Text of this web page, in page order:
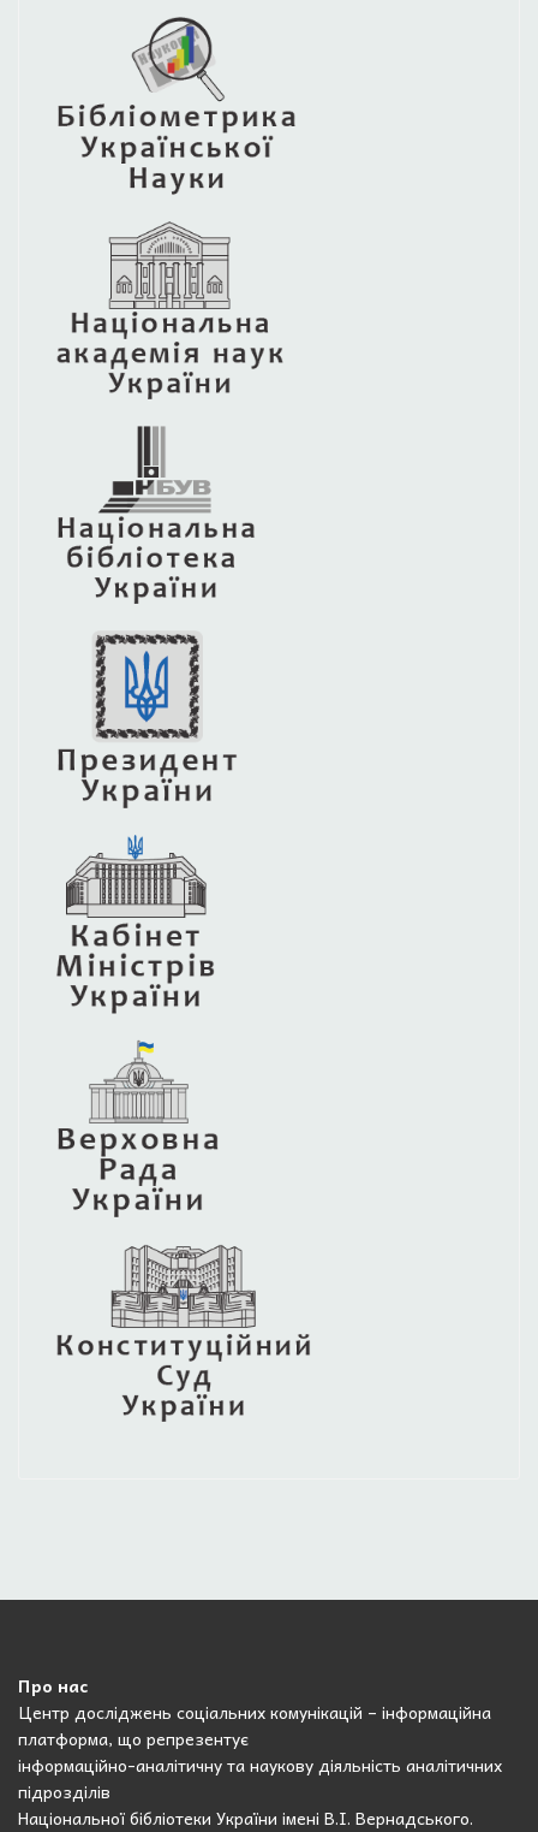
Про нас
Центр досліджень соціальних комунікацій – інформаційна
платформа, що репрезентує
інформаційно-аналітичну та наукову діяльність аналітичних
підрозділів
Національної бібліотеки України імені В.І. Вернадського.